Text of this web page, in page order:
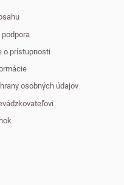
o prístupnosti
osobných údajov